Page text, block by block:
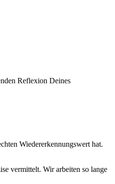
Reflexion Deines
Wiedererkennungswert hat.
vermittelt. Wir arbeiten so lange